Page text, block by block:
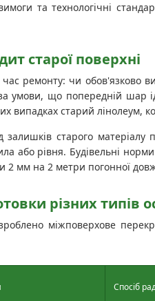
та технологічні
старої поверхні
ремонту: чи обов'язково
умови, що попередній шар
випадках старий
старого матеріалу
або рівня. Будівельні
мм на 2 метри погонної
різних типів
міжповерхове
Спосіб